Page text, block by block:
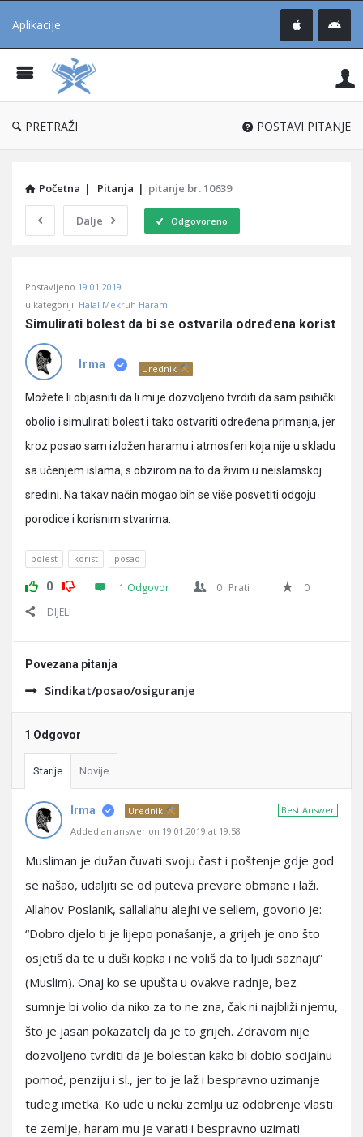
Aplikacije
®
PRETRAŽI POSTAVI PITANJE
Početna | Pitanja | pitanje br. 10639
Dalje Odgovoreno
Učene
Latest
Pitanja
Postavljeno 19.01.2019
u kategoriji: Halal Mekruh Haram
Simulirati bolest da bi se ostvarila određena korist
Irma Urednik
Možete li objasniti da li mi je dozvoljeno tvrditi da sam psihički
obolio i simulirati bolest i tako ostvariti određena primanja, jer
kroz posao sam izložen haramu i atmosferi koja nije u skladu
sa učenjem islama, s obzirom na to da živim u neislamskoj
sredini. Na takav način mogao bih se više posvetiti odgoju
porodice i korisnim stvarima.
bolest korist posao
0 1 Odgovor 0 Prati
0
DIJELI
Povezana pitanja
Sindikat/posao/osiguranje
1 Odgovor
Starije Novije
Best Answer
Irma
Urednik
Added an answer on 19.01.2019 at 19:58
Musliman je dužan čuvati svoju čast i poštenje gdje god
se našao, udaljiti se od puteva prevare obmane i laži.
Allahov Poslanik, sallallahu alejhi ve sellem, govorio je:
“Dobro djelo ti je lijepo ponašanje, a grijeh je ono što
osjetiš da te u duši kopka i ne voliš da to ljudi saznaju”
(Muslim). Onaj ko se upušta u ovakve radnje, bez
sumnje bi volio da niko za to ne zna, čak ni najbliži njemu,
što je jasan pokazatelj da je to grijeh. Zdravom nije
dozvoljeno tvrditi da je bolestan kako bi dobio socijalnu
pomoć, penziju i sl., jer to je laž i bespravno uzimanje
tuđeg imetka. Ko uđe u neku zemlju uz odobrenje vlasti
te zemlje, haram mu je varati i bespravno uzimati